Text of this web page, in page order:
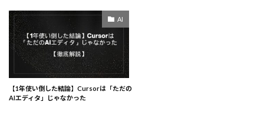
AI
【1年使い倒した結論】Cursorは「ただの
AIエディタ」じゃなかった